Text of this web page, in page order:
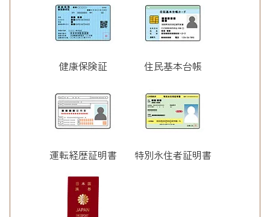
健康保険証 住民基本台帳
運転経歴証明書 特別永住者証明書